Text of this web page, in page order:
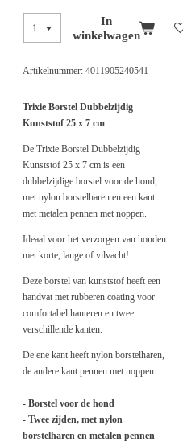
In
winkelwagen
Artikelnummer: 4011905240541
Trixie Borstel Dubbelzijdig
Kunststof 25 x 7 cm
De Trixie Borstel Dubbelzijdig
Kunststof 25 x 7 cm is een
dubbelzijdige borstel voor de hond,
met nylon borstelharen en een kant
met metalen pennen met noppen.
Ideaal voor het verzorgen van honden
met korte, lange of vilvacht!
Deze borstel van kunststof heeft een
handvat met rubberen coating voor
comfortabel hanteren en twee
verschillende kanten.
De ene kant heeft nylon borstelharen,
de andere kant pennen met noppen.
- Borstel voor de hond
- Twee zijden, met nylon
borstelharen en metalen pennen